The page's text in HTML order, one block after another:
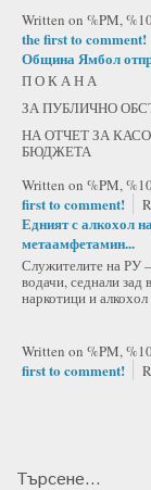
Written on %PM,
the first to comment!
Община Ямбол
П О К А Н А
ЗА ПУБЛИЧНО
НА ОТЧЕТ ЗА
БЮДЖЕТА
Written on %PM,
first to comment!
Едният с алкохол
метаамфетамин...
Служителите на РУ
водачи, седнали зад
наркотици и
Written on %PM,
first to comment!
Търсене...